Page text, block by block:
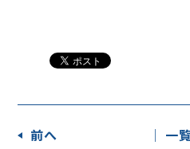
前へ │ 一